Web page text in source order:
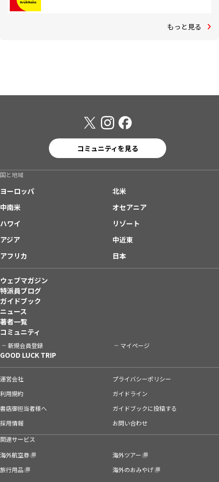
もっと見る
コミュニティを見る
国と地域
ヨーロッパ
北米
中南米
オセアニア
ハワイ
リゾート
アジア
中近東
アフリカ
日本
ウェブマガジン
特派員ブログ
ガイドブック
ニュース
著者一覧
コミュニティ
新規会員登録 マイページ
GOOD LUCK TRIP
運営会社
プライバシーポリシー
利用規約
ガイドライン
書店御担当者様へ
ガイドブックに投稿する
採用情報
お問い合わせ
関連サービス
海外航空券
海外ツアー
旅行用品
海外のおみやげ